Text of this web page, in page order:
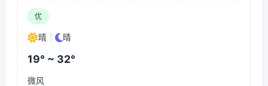
优
晴 晴
19° ~ 32°
微风